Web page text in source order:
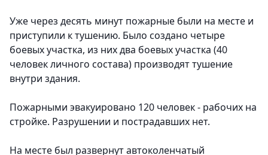
Уже через десять минут пожарные были на месте и
приступили к тушению. Было создано четыре
боевых участка, из них два боевых участка (40
человек личного состава) производят тушение
внутри здания.
Пожарными эвакуировано 120 человек - рабочих на
стройке. Разрушении и пострадавших нет.
На месте был развернут автоколенчатый